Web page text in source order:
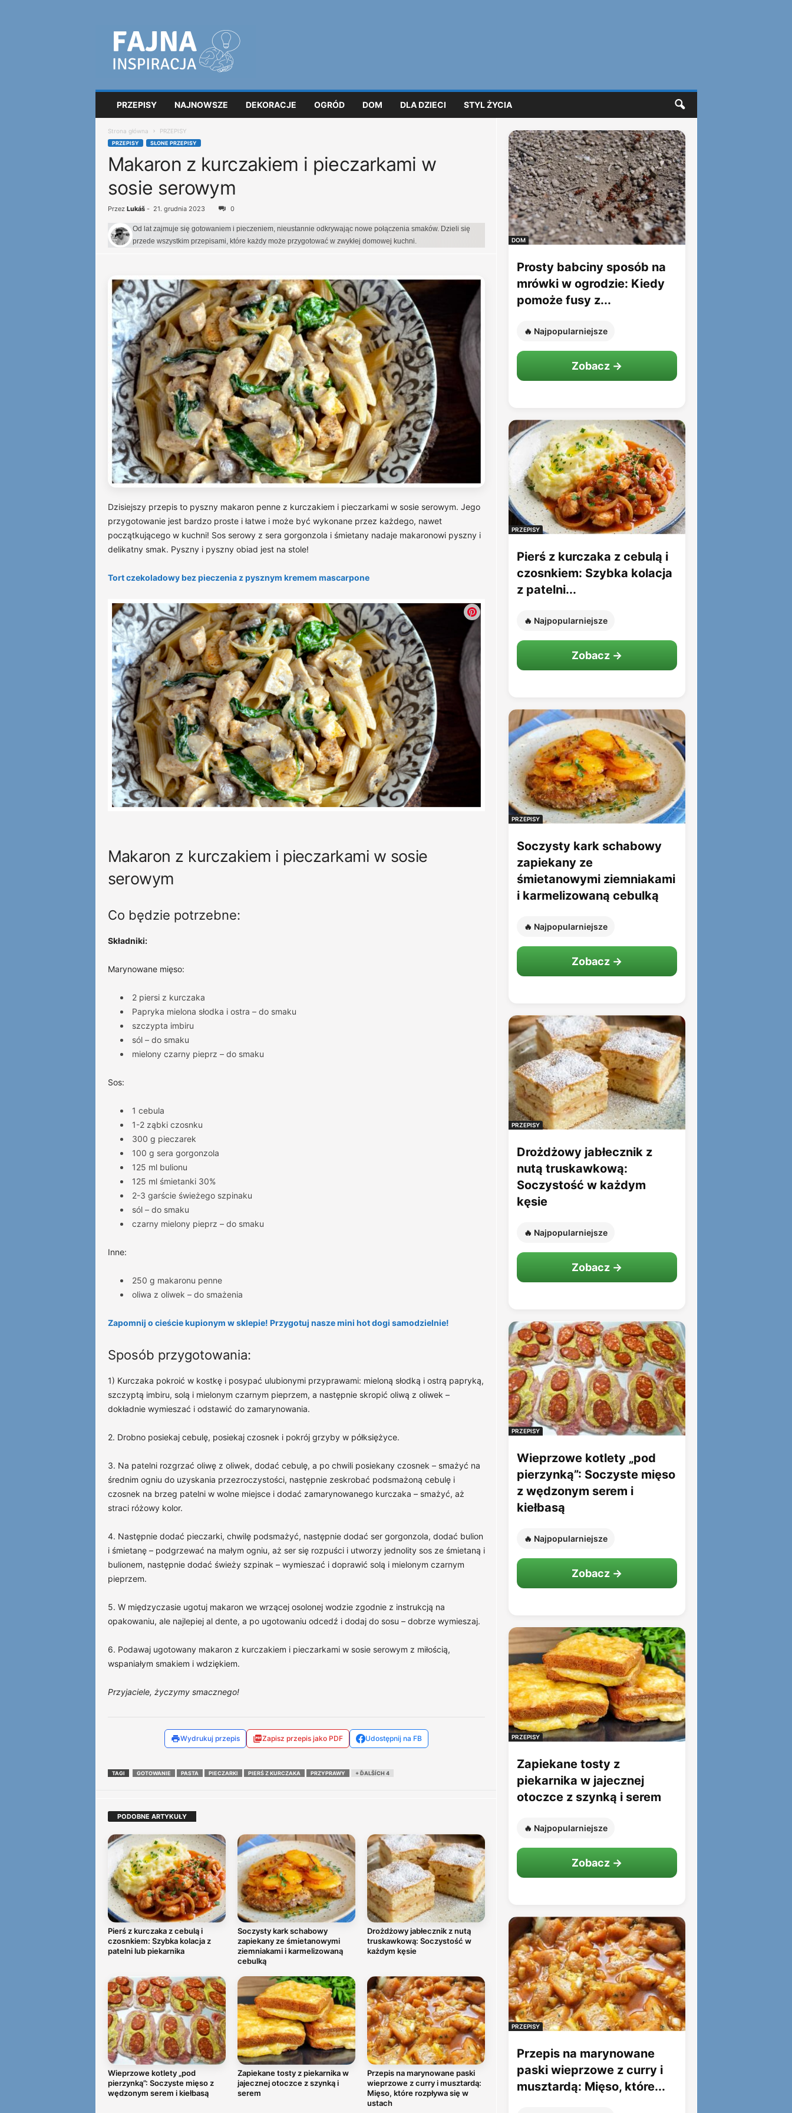
PRZEPISY NAJNOWSZE DEKORACJE OGRÓD DOM DLA DZIECI STYL ŻYCIA
Strona główna PRZEPISY
PRZEPISY SŁONE PRZEPISY
Makaron z kurczakiem i pieczarkami w
sosie serowym
Przez Lukáš- 21. grudnia 2023 0
Od lat zajmuje się gotowaniem i pieczeniem, nieustannie odkrywając nowe połączenia smaków. Dzieli się
przede wszystkim przepisami, które każdy może przygotować w zwykłej domowej kuchni.
Dzisiejszy przepis to pyszny makaron penne z kurczakiem i pieczarkami w sosie serowym. Jego
przygotowanie jest bardzo proste i łatwe i może być wykonane przez każdego, nawet
początkującego w kuchni! Sos serowy z sera gorgonzola i śmietany nadaje makaronowi pyszny i
delikatny smak. Pyszny i pyszny obiad jest na stole!
Tort czekoladowy bez pieczenia z pysznym kremem mascarpone
Makaron z kurczakiem i pieczarkami w sosie
serowym
Co będzie potrzebne:
Składniki:
Marynowane mięso:
2 piersi z kurczaka
Papryka mielona słodka i ostra – do smaku
szczypta imbiru
sól – do smaku
mielony czarny pieprz – do smaku
Sos:
1 cebula
1-2 ząbki czosnku
300 g pieczarek
100 g sera gorgonzola
125 ml bulionu
125 ml śmietanki 30%
2-3 garście świeżego szpinaku
sól – do smaku
czarny mielony pieprz – do smaku
Inne:
250 g makaronu penne
oliwa z oliwek – do smażenia
Zapomnij o cieście kupionym w sklepie! Przygotuj nasze mini hot dogi samodzielnie!
Sposób przygotowania:
1) Kurczaka pokroić w kostkę i posypać ulubionymi przyprawami: mieloną słodką i ostrą papryką,
szczyptą imbiru, solą i mielonym czarnym pieprzem, a następnie skropić oliwą z oliwek –
dokładnie wymieszać i odstawić do zamarynowania.
2. Drobno posiekaj cebulę, posiekaj czosnek i pokrój grzyby w półksiężyce.
3. Na patelni rozgrzać oliwę z oliwek, dodać cebulę, a po chwili posiekany czosnek – smażyć na
średnim ogniu do uzyskania przezroczystości, następnie zeskrobać podsmażoną cebulę i
czosnek na brzeg patelni w wolne miejsce i dodać zamarynowanego kurczaka – smażyć, aż
straci różowy kolor.
4. Następnie dodać pieczarki, chwilę podsmażyć, następnie dodać ser gorgonzola, dodać bulion
i śmietanę – podgrzewać na małym ogniu, aż ser się rozpuści i utworzy jednolity sos ze śmietaną i
bulionem, następnie dodać świeży szpinak – wymieszać i doprawić solą i mielonym czarnym
pieprzem.
5. W międzyczasie ugotuj makaron we wrzącej osolonej wodzie zgodnie z instrukcją na
opakowaniu, ale najlepiej al dente, a po ugotowaniu odcedź i dodaj do sosu – dobrze wymieszaj.
6. Podawaj ugotowany makaron z kurczakiem i pieczarkami w sosie serowym z miłością,
wspaniałym smakiem i wdziękiem.
Przyjaciele, życzymy smacznego!
Wydrukuj przepis Zapisz przepis jako PDF Udostępnij na FB
TAGI GOTOWANIE PASTA PIECZARKI PIERŚ Z KURCZAKA PRZYPRAWY + ĎALŠÍCH 4
PODOBNE ARTYKUŁY
Pierś z kurczaka z cebulą i
czosnkiem: Szybka kolacja z
patelni lub piekarnika
Soczysty kark schabowy
zapiekany ze śmietanowymi
ziemniakami i karmelizowaną
cebulką
Drożdżowy jabłecznik z nutą
truskawkową: Soczystość w
każdym kęsie
Wieprzowe kotlety „pod
pierzynką”: Soczyste mięso z
wędzonym serem i kiełbasą
Zapiekane tosty z piekarnika w
jajecznej otoczce z szynką i
serem
Przepis na marynowane paski
wieprzowe z curry i musztardą:
Mięso, które rozpływa się w
ustach
DOM
Prosty babciny sposób na
mrówki w ogrodzie: Kiedy
pomoże fusy z...
🔥 Najpopularniejsze
Zobacz →
PRZEPISY
Pierś z kurczaka z cebulą i
czosnkiem: Szybka kolacja
z patelni...
🔥 Najpopularniejsze
Zobacz →
PRZEPISY
Soczysty kark schabowy
zapiekany ze
śmietanowymi ziemniakami
i karmelizowaną cebulką
🔥 Najpopularniejsze
Zobacz →
PRZEPISY
Drożdżowy jabłecznik z
nutą truskawkową:
Soczystość w każdym
kęsie
🔥 Najpopularniejsze
Zobacz →
PRZEPISY
Wieprzowe kotlety „pod
pierzynką”: Soczyste mięso
z wędzonym serem i
kiełbasą
🔥 Najpopularniejsze
Zobacz →
PRZEPISY
Zapiekane tosty z
piekarnika w jajecznej
otoczce z szynką i serem
🔥 Najpopularniejsze
Zobacz →
PRZEPISY
Przepis na marynowane
paski wieprzowe z curry i
musztardą: Mięso, które...